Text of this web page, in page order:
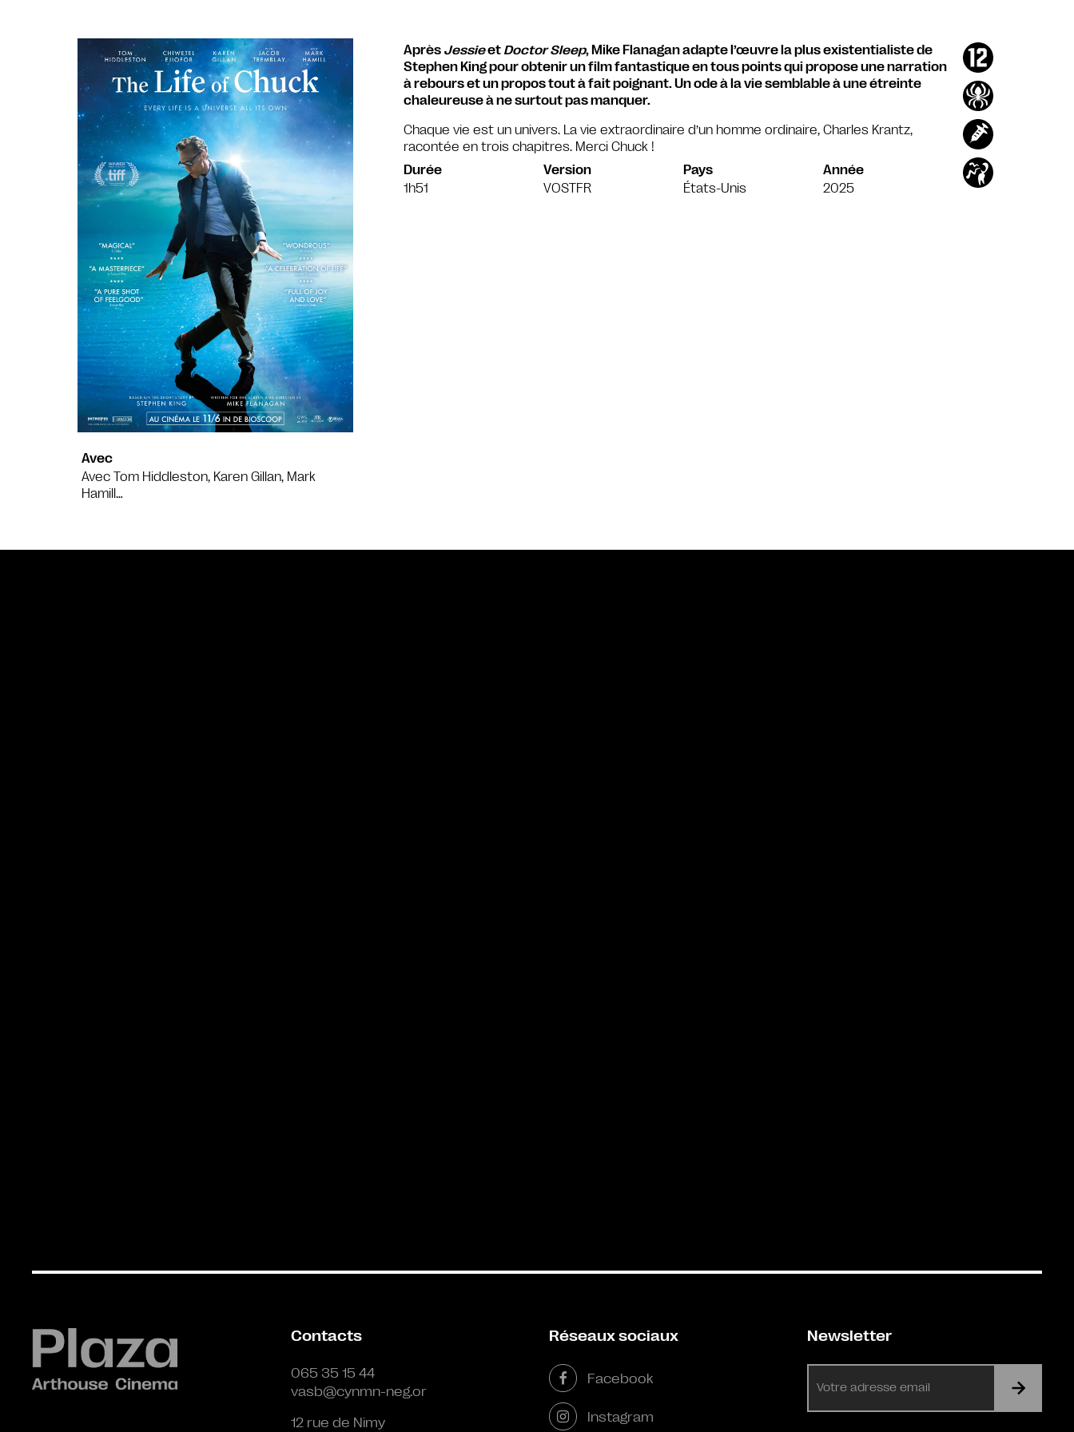
Avec
Avec Tom Hiddleston, Karen Gillan, Mark
Hamill…
Après Jessieet Doctor Sleep, Mike Flanagan adapte l’œuvre la plus existentialiste de
Stephen King pour obtenir un film fantastique en tous points qui propose une narration
à rebours et un propos tout à fait poignant. Un ode à la vie semblable à une étreinte
chaleureuse à ne surtout pas manquer.
Chaque vie est un univers. La vie extraordinaire d’un homme ordinaire, Charles Krantz,
racontée en trois chapitres. Merci Chuck !
Durée
1h51
Version
VOSTFR
Pays
États-Unis
Année
2025
Contacts
065 35 15 44
vasb@cynmn-neg.or
12 rue de Nimy
Réseaux sociaux
Facebook
Instagram
Newsletter
mail